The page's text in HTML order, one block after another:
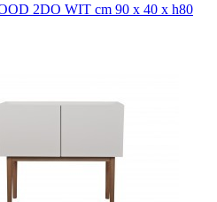
2DO WIT cm 90 x 40 x h80